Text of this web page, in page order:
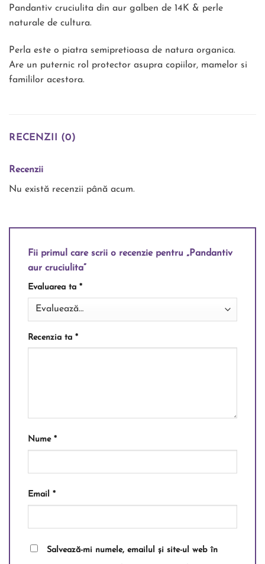
Pandantiv cruciulita din aur galben de 14K & perle
naturale de cultura.
Perla este o piatra semipretioasa de natura organica.
Are un puternic rol protector asupra copiilor, mamelor si
famililor acestora.
RECENZII (0)
Recenzii
Nu există recenzii până acum.
Fii primul care scrii o recenzie pentru „Pandantiv
aur cruciulita”
Evaluarea ta *
Recenzia ta *
Nume *
Email *
Salvează-mi numele, emailul și site-ul web în